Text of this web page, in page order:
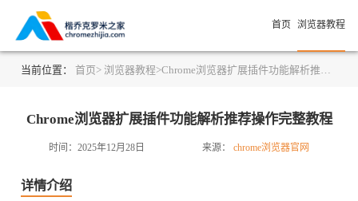
首页 浏览器教程
当前位置： 首页> 浏览器教程>Chrome浏览器扩展插件功能解析推荐操作完整教程
Chrome浏览器扩展插件功能解析推荐操作完整教程
时间：2025年12月28日 来源： chrome浏览器官网
详情介绍